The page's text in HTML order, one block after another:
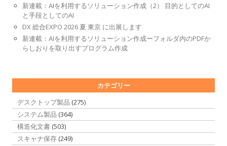
新連載：AIを利用するソリューション作成（2） 目的としてのAI
と手段としてのAI
DX 総合EXPO 2026 夏 東京 に出展します
新連載：AIを利用するソリューション作成ーフォルダ内のPDFか
らしおりを取り出すプログラム作成
カテゴリー
デスクトップ製品 (275)
システム製品 (364)
構造化文書 (503)
スキャナ保存 (249)